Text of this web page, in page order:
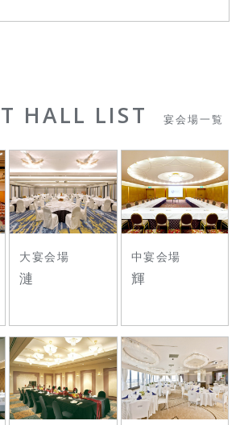
HALL LIST 宴会場一覧
大宴会場
漣
中宴会場
輝